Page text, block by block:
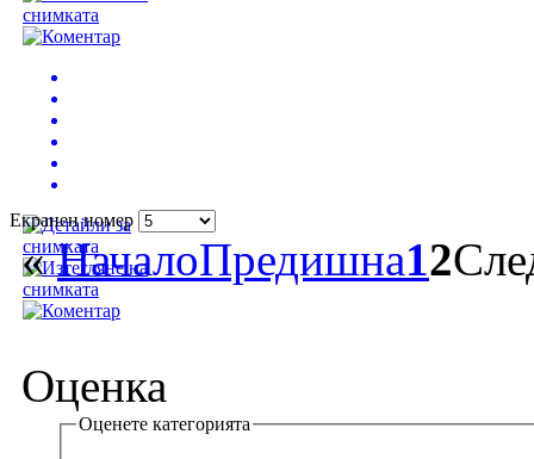
Екранен номер
«НачалоПредишна12
Оценка
Оценете категорията